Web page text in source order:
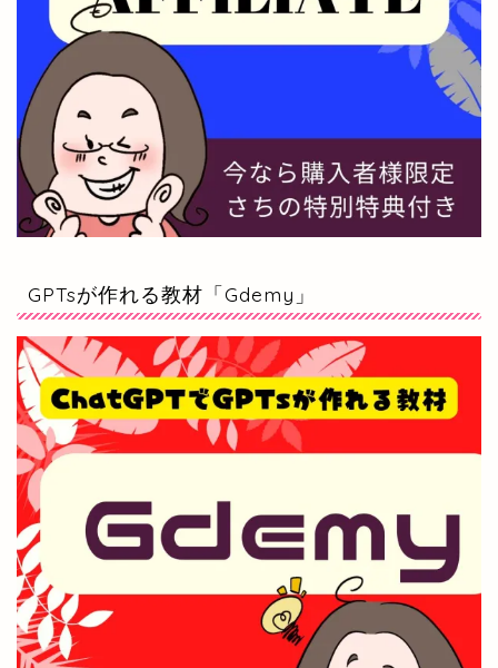
GPTsが作れる教材「Gdemy」